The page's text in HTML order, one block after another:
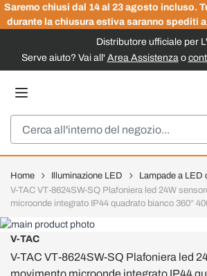
Saremo chiusi dal 14 al 23 agosto incluso.
durante la chiusura estiva saranno spediti
Distributore ufficiale per
Serve aiuto? Vai all' Area Assistenzao
Home Illuminazione LED
Lampade a LED
V-TAC VT-8624SW-SQ Plafoniera led 24W
microonde integrato IP44 quadrato bianco 360°
V-TAC
V-TAC VT-8624SW-SQ Plafoniera led
movimento microonde integrato IP44